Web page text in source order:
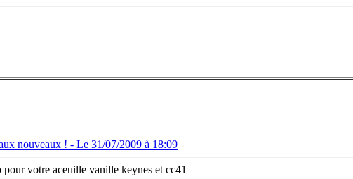
nouveaux ! - Le 31/07/2009 à 18:09
votre aceuille vanille keynes et cc41